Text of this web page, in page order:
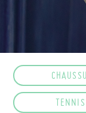
TENNIS